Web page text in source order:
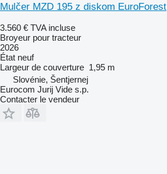
Mulčer MZD 195 z diskom EuroForest
3.560 € TVA incluse
Broyeur pour tracteur
2026
État neuf
Largeur de couverture 1,95 m
Slovénie, Šentjernej
Eurocom Jurij Vide s.p.
Contacter le vendeur